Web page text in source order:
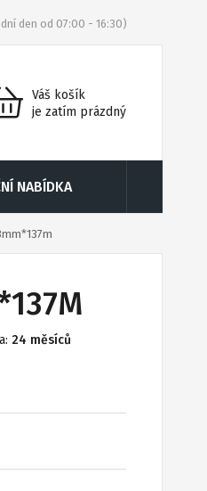
den od 07:00 - 16:30)
Váš košík
je zatím prázdný
NABÍDKA
24 měsíců